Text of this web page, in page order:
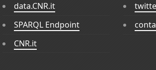
data.CNR.it
SPARQL Endpoint
CNR.it